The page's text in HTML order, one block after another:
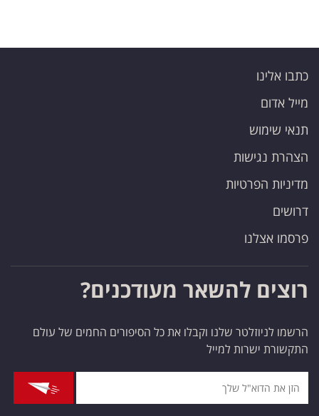
כתבו אלינו
מייל אדום
תנאי שימוש
הצהרת נגישות
מדיניות הפרטיות
דרושים
פרסמו אצלנו
רוצים להשאר מעודכנים?
הרשמו לניוזלטר שלנו וקבלו את כל הסיפורים החמים של עולם
התקשורת ישרות למייל